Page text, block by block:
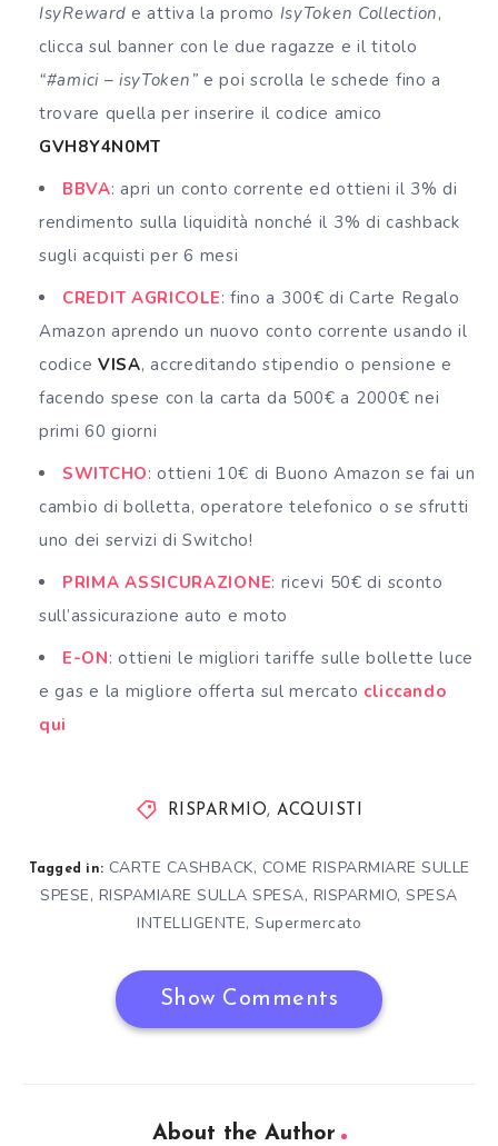
IsyReward e attiva la promo IsyToken Collection,
clicca sul banner con le due ragazze e il titolo
“#amici – isyToken” e poi scrolla le schede fino a
trovare quella per inserire il codice amico
GVH8Y4N0MT
BBVA: apri un conto corrente ed ottieni il 3% di
rendimento sulla liquidità nonché il 3% di cashback
sugli acquisti per 6 mesi
CREDIT AGRICOLE: fino a 300€ di Carte Regalo
Amazon aprendo un nuovo conto corrente usando il
codice VISA, accreditando stipendio o pensione e
facendo spese con la carta da 500€ a 2000€ nei
primi 60 giorni
SWITCHO: ottieni 10€ di Buono Amazon se fai un
cambio di bolletta, operatore telefonico o se sfrutti
uno dei servizi di Switcho!
PRIMA ASSICURAZIONE: ricevi 50€ di sconto
sull’assicurazione auto e moto
E-ON: ottieni le migliori tariffe sulle bollette luce
e gas e la migliore offerta sul mercato cliccando
qui
RISPARMIO, ACQUISTI
Tagged in: CARTE CASHBACK, COME RISPARMIARE SULLE
SPESE, RISPAMIARE SULLA SPESA, RISPARMIO,SPESA
INTELLIGENTE, Supermercato
Show Comments
About the Author